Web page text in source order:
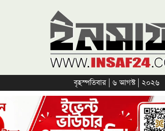
বৃহস্পতিবার | ৬ আগস্ট | ২০২৬